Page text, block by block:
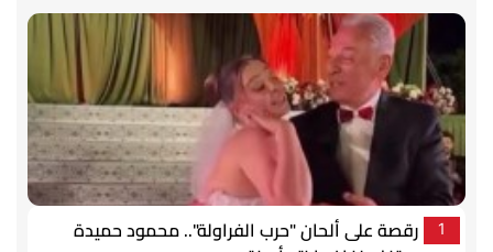
1
رقصة على ألحان "حرب الفراولة".. محمود حميدة